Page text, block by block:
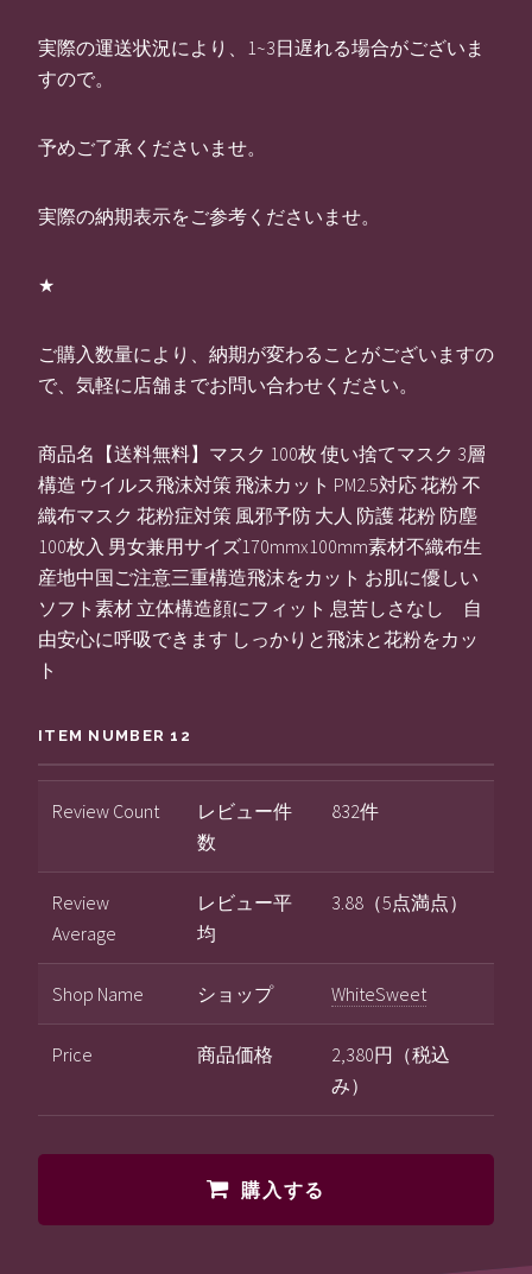
実際の運送状況により、1~3日遅れる場合がございま
すので。
予めご了承くださいませ。
実際の納期表示をご参考くださいませ。
★
ご購入数量により、納期が変わることがございますの
で、気軽に店舗までお問い合わせください。
商品名【送料無料】マスク 100枚 使い捨てマスク 3層
構造 ウイルス飛沫対策 飛沫カット PM2.5対応 花粉 不
織布マスク 花粉症対策 風邪予防 大人 防護 花粉 防塵
100枚入 男女兼用サイズ170mmx100mm素材不織布生
産地中国ご注意三重構造飛沫をカット お肌に優しい
ソフト素材 立体構造顔にフィット 息苦しさなし 自
由安心に呼吸できます しっかりと飛沫と花粉をカッ
ト
ITEM NUMBER 12
Review Count
レビュー件
数
832件
Review
Average
レビュー平
均
3.88（5点満点）
Shop Name ショップ WhiteSweet
Price 商品価格
2,380円（税込
み）
購入する